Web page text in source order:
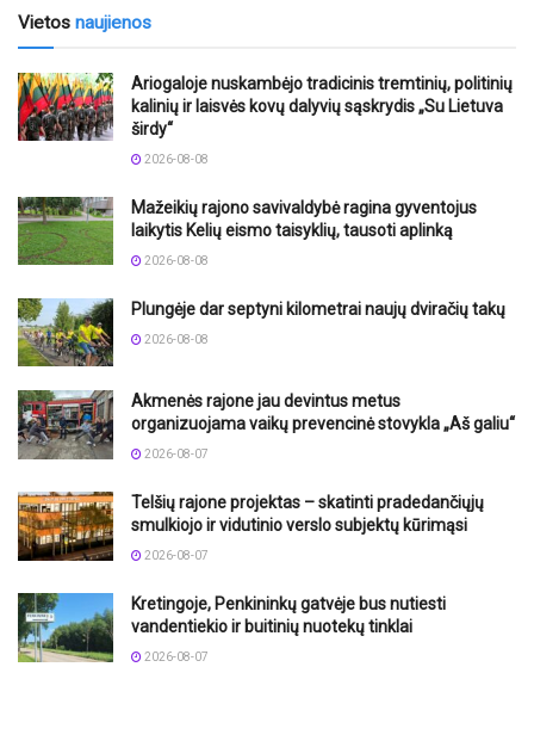
Vietos naujienos
Ariogaloje nuskambėjo tradicinis tremtinių, politinių
kalinių ir laisvės kovų dalyvių sąskrydis „Su Lietuva
širdy“
2026-08-08
Mažeikių rajono savivaldybė ragina gyventojus
laikytis Kelių eismo taisyklių, tausoti aplinką
2026-08-08
Plungėje dar septyni kilometrai naujų dviračių takų
2026-08-08
Akmenės rajone jau devintus metus
organizuojama vaikų prevencinė stovykla „Aš galiu“
2026-08-07
Telšių rajone projektas – skatinti pradedančiųjų
smulkiojo ir vidutinio verslo subjektų kūrimąsi
2026-08-07
Kretingoje, Penkininkų gatvėje bus nutiesti
vandentiekio ir buitinių nuotekų tinklai
2026-08-07